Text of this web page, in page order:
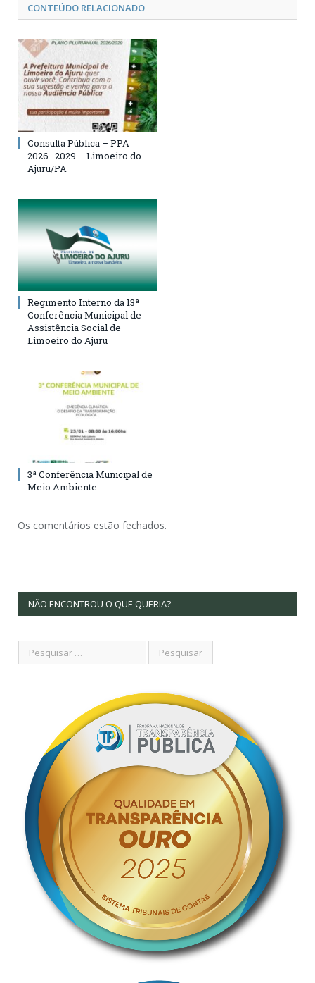
CONTEÚDO RELACIONADO
Consulta Pública – PPA
2026–2029 – Limoeiro do
Ajuru/PA
Regimento Interno da 13ª
Conferência Municipal de
Assistência Social de
Limoeiro do Ajuru
3ª Conferência Municipal de
Meio Ambiente
Os comentários estão fechados.
NÃO ENCONTROU O QUE QUERIA?